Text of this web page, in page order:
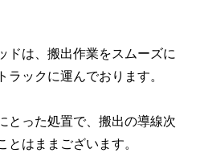
ドは、搬出作業をスムーズに
ックに運んでおります。
とった処置で、搬出の導線次
とはままございます。